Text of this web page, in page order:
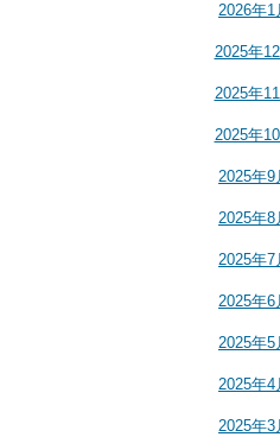
2026年1
2025年
2025年
2025年
2025年9
2025年8
2025年7
2025年6
2025年5
2025年4
2025年3